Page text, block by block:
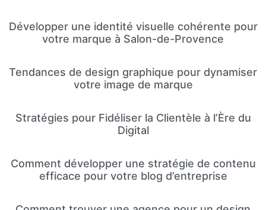
Développer une identité visuelle cohérente pour
votre marque à Salon-de-Provence
Tendances de design graphique pour dynamiser
votre image de marque
Stratégies pour Fidéliser la Clientèle à l’Ère du
Digital
Comment développer une stratégie de contenu
efficace pour votre blog d’entreprise